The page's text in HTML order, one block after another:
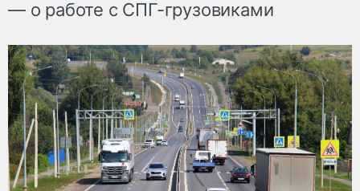
— о работе с СПГ-грузовиками